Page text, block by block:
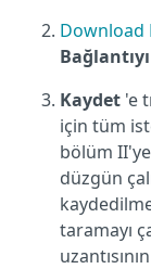
Download
Kaydet 'e
için tüm
bölüm
düzgün
taramayı
uzantısının